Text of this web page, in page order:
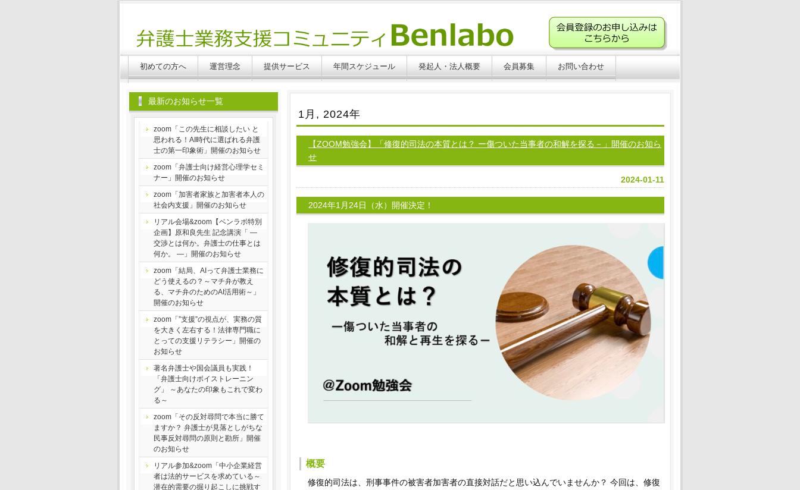
Benlabo
初めての方へ 運営理念 提供サービス 年間スケジュール 発起人・法人概要 会員募集 お問い合わせ
1月, 2024年
【ZOOM勉強会】「修復的司法の本質とは？ ー傷ついた当事者の和解を探る－」開催のお知ら
せ
2024-01-11
2024年1月24日（水）開催決定！
概要
修復的司法は、刑事事件の被害者加害者の直接対話だと思い込んでいませんか？ 今回は、修復
最新のお知らせ一覧
zoom「この先生に相談したい と
思われる！AI時代に選ばれる弁護
士の第一印象術」開催のお知らせ
zoom「弁護士向け経営心理学セミ
ナー」開催のお知らせ
zoom「加害者家族と加害者本人の
社会内支援」開催のお知らせ
リアル会場&zoom【ベンラボ特別
企画】原和良先生 記念講演「 ―
交渉とは何か。弁護士の仕事とは
何か。 ―」開催のお知らせ
zoom「結局、AIって弁護士業務に
どう使えるの？～マチ弁が教え
る、マチ弁のためのAI活用術～」
開催のお知らせ
zoom「”支援”の視点が、実務の質
を大きく左右する！法律専門職に
とっての支援リテラシー」開催の
お知らせ
著名弁護士や国会議員も実践！
「弁護士向けボイストレーニン
グ」 ～あなたの印象もこれで変わ
る～
zoom「その反対尋問で本当に勝て
ますか？ 弁護士が見落としがちな
民事反対尋問の原則と勘所」開催
のお知らせ
リアル参加&zoom「中小企業経営
者は法的サービスを求めている～
潜在的需要の掘り起こしに挑戦す